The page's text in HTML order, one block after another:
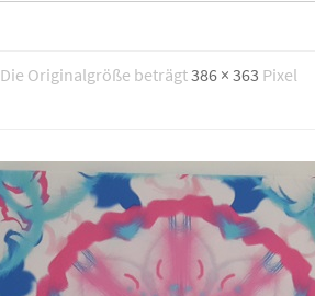
Die Originalgröße beträgt386 × 363 Pixel